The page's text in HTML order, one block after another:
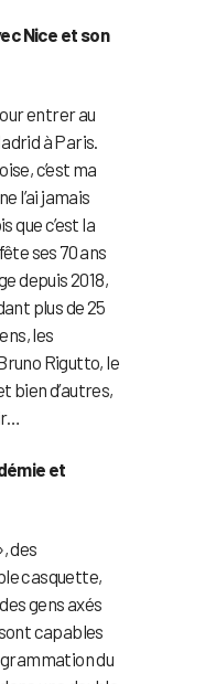
Nice et son
entrer au
à Paris.
c’est ma
l’ai jamais
que c’est la
ses 70 ans
depuis 2018,
plus de 25
les
Rigutto, le
bien d’autres,
et
des
casquette,
gens axés
capables
du